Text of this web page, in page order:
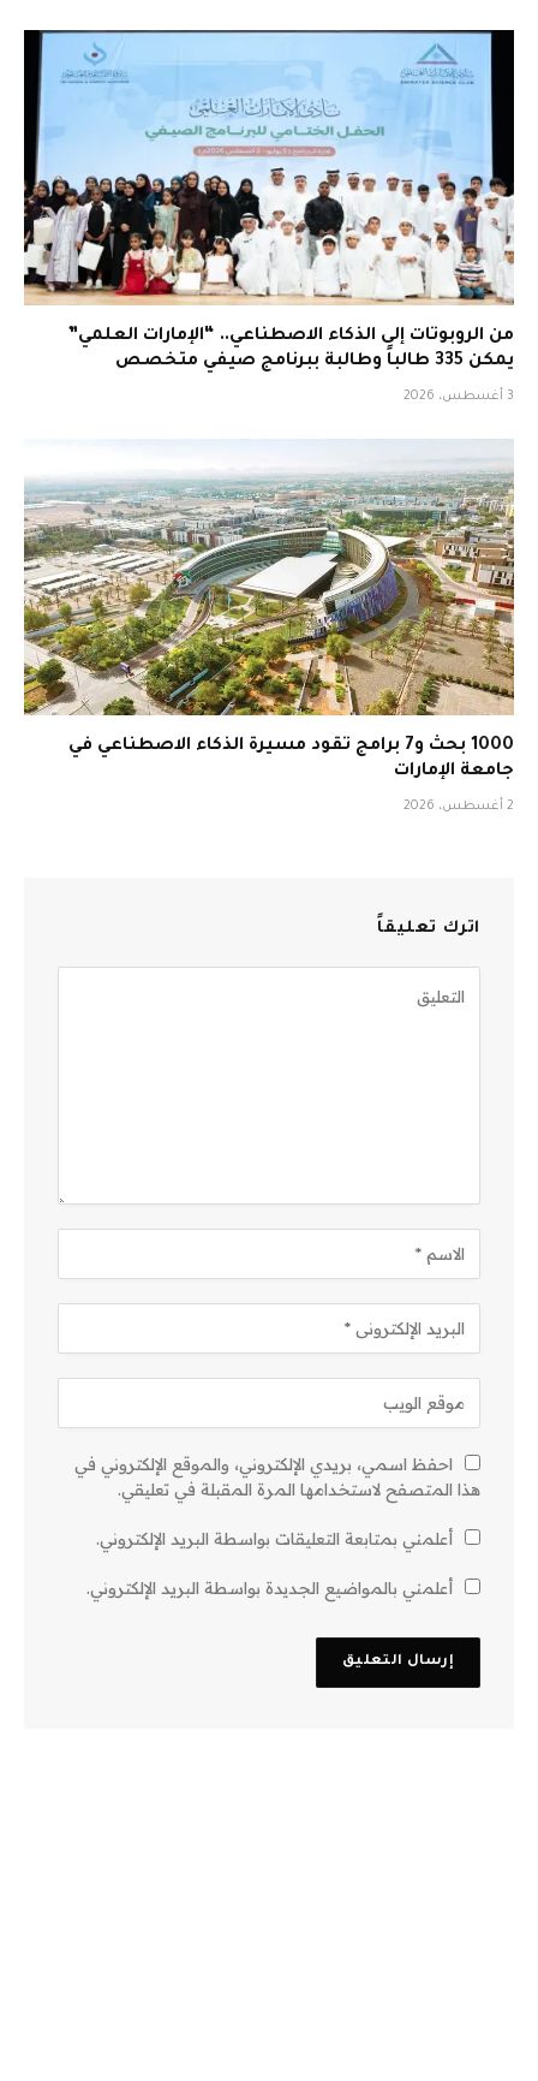
من الروبوتات إلى الذكاء الاصطناعي.. “الإمارات العلمي”
يمكن 335 طالباً وطالبة ببرنامج صيفي متخصص
3 أغسطس، 2026
1000 بحث و7 برامج تقود مسيرة الذكاء الاصطناعي في
جامعة الإمارات
2 أغسطس، 2026
اترك تعليقاً
احفظ اسمي، بريدي الإلكتروني، والموقع الإلكتروني في
هذا المتصفح لاستخدامها المرة المقبلة في تعليقي.
أعلمني بمتابعة التعليقات بواسطة البريد الإلكتروني.
أعلمني بالمواضيع الجديدة بواسطة البريد الإلكتروني.